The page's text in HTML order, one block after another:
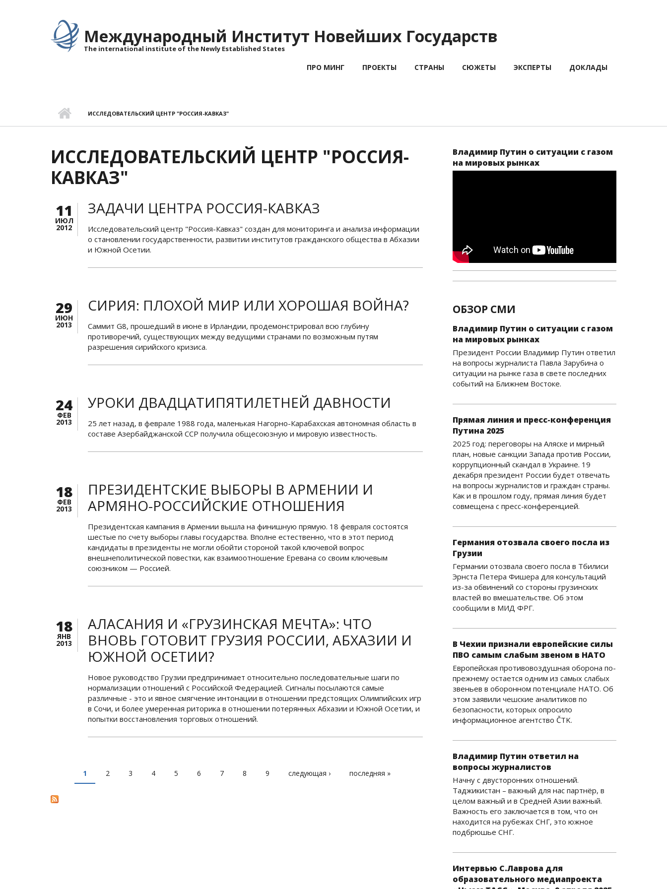
Международный Институт Новейших Государств
The international institute of the Newly Established States
ПРО МИНГ ПРОЕКТЫ СТРАНЫ СЮЖЕТЫ ЭКСПЕРТЫ ДОКЛАДЫ
ИССЛЕДОВАТЕЛЬСКИЙ ЦЕНТР "РОССИЯ-КАВКАЗ"
ИССЛЕДОВАТЕЛЬСКИЙ ЦЕНТР "РОССИЯ-
КАВКАЗ"
11
ИЮЛ
2012
ЗАДАЧИ ЦЕНТРА РОССИЯ-КАВКАЗ
Исследовательский центр "Россия-Кавказ" создан для мониторинга и анализа информации
о становлении государственности, развитии институтов гражданского общества в Абхазии
и Южной Осетии.
29
ИЮН
2013
СИРИЯ: ПЛОХОЙ МИР ИЛИ ХОРОШАЯ ВОЙНА?
Саммит G8, прошедший в июне в Ирландии, продемонстрировал всю глубину
противоречий, существующих между ведущими странами по возможным путям
разрешения сирийского кризиса.
24
ФЕВ
2013
УРОКИ ДВАДЦАТИПЯТИЛЕТНЕЙ ДАВНОСТИ
25 лет назад, в феврале 1988 года, маленькая Нагорно-Карабахская автономная область в
составе Азербайджанской ССР получила общесоюзную и мировую известность.
18
ФЕВ
2013
ПРЕЗИДЕНТСКИЕ ВЫБОРЫ В АРМЕНИИ И
АРМЯНО-РОССИЙСКИЕ ОТНОШЕНИЯ
Президентская кампания в Армении вышла на финишную прямую. 18 февраля состоятся
шестые по счету выборы главы государства. Вполне естественно, что в этот период
кандидаты в президенты не могли обойти стороной такой ключевой вопрос
внешнеполитической повестки, как взаимоотношение Еревана со своим ключевым
союзником — Россией.
18
ЯНВ
2013
АЛАСАНИЯ И «ГРУЗИНСКАЯ МЕЧТА»: ЧТО
ВНОВЬ ГОТОВИТ ГРУЗИЯ РОССИИ, АБХАЗИИ И
ЮЖНОЙ ОСЕТИИ?
Новое руководство Грузии предпринимает относительно последовательные шаги по
нормализации отношений с Российской Федерацией. Сигналы посылаются самые
различные - это и явное смягчение интонации в отношении предстоящих Олимпийских игр
в Сочи, и более умеренная риторика в отношении потерянных Абхазии и Южной Осетии, и
попытки восстановления торговых отношений.
СТРАНИЦЫ
1 2 3 4 5 6 7 8 9 следующая › последняя »
Владимир Путин о ситуации с газом
на мировых рынках
ОБЗОР СМИ
Владимир Путин о ситуации с газом
на мировых рынках
Президент России Владимир Путин ответил
на вопросы журналиста Павла Зарубина о
ситуации на рынке газа в свете последних
событий на Ближнем Востоке.
Прямая линия и пресс-конференция
Путина 2025
2025 год: переговоры на Аляске и мирный
план, новые санкции Запада против России,
коррупционный скандал в Украине. 19
декабря президент России будет отвечать
на вопросы журналистов и граждан страны.
Как и в прошлом году, прямая линия будет
совмещена с пресс-конференцией.
Германия отозвала своего посла из
Грузии
Германии отозвала своего посла в Тбилиси
Эрнста Петера Фишера для консультаций
из-за обвинений со стороны грузинских
властей во вмешательстве. Об этом
сообщили в МИД ФРГ.
В Чехии признали европейские силы
ПВО самым слабым звеном в НАТО
Европейская противовоздушная оборона по-
прежнему остается одним из самых слабых
звеньев в оборонном потенциале НАТО. Об
этом заявили чешские аналитиков по
безопасности, которых опросило
информационное агентство ČTK.
Владимир Путин ответил на
вопросы журналистов
Начну с двусторонних отношений.
Таджикистан – важный для нас партнёр, в
целом важный и в Средней Азии важный.
Важность его заключается в том, что он
находится на рубежах СНГ, это южное
подбрюшье СНГ.
Интервью С.Лаврова для
образовательного медиапроекта